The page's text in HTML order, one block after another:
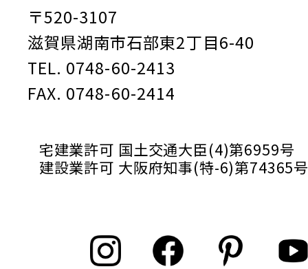
〒520-3107
滋賀県湖南市石部東2丁目6-40
TEL. 0748-60-2413
FAX. 0748-60-2414
宅建業許可 国土交通大臣(4)第6959号
建設業許可 大阪府知事(特-6)第74365